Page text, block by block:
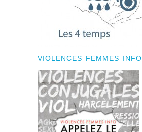
VIOLENCES FEMMES INFO